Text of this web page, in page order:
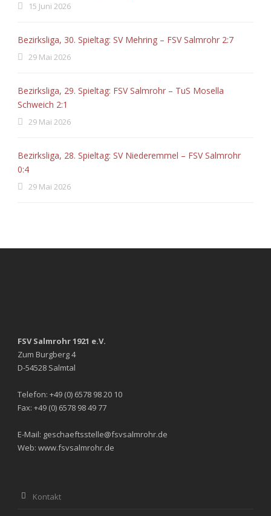
15 Juni 2026
Bezirksliga, 30. Spieltag: SV Mehring – FSV Salmrohr 2:7
29 Mai 2026
Bezirksliga, 29. Spieltag: FSV Salmrohr – TuS Mosella
Schweich 2:1
29 Mai 2026
Bezirksliga, 28. Spieltag: SV Niederemmel – FSV Salmrohr
0:4
29 Mai 2026
FSV Salmrohr 1921 e.V.
Zum Burgberg 4
D-54528 Salmtal
Telefon: +49 (0) 6578 98 20 10
Fax: +49 (0) 6578 98 49 77
E-Mail: geschaeftsstelle@fsvsalmrohr.de
Web: www.fsvsalmrohr.de
Kontakt